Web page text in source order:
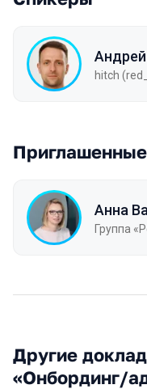
hitch
Анна
Группа
Другие
«Онбординг/